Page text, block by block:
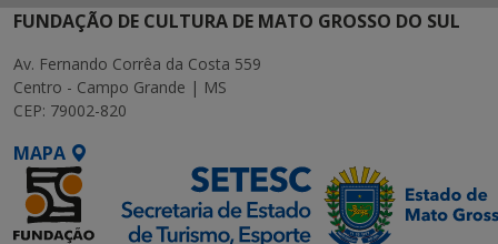
FUNDAÇÃO DE CULTURA DE MATO GROSSO DO SUL
Av. Fernando Corrêa da Costa 559
Centro - Campo Grande | MS
CEP: 79002-820
MAPA